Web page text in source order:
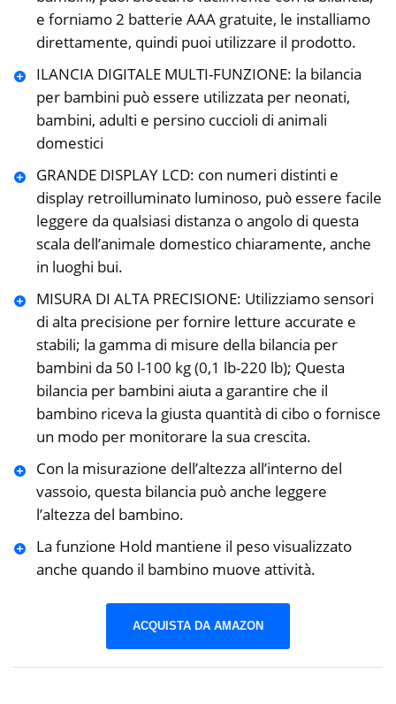
e forniamo 2 batterie AAA gratuite, le installiamo
direttamente, quindi puoi utilizzare il prodotto.
ILANCIA DIGITALE MULTI-FUNZIONE: la bilancia
per bambini può essere utilizzata per neonati,
bambini, adulti e persino cuccioli di animali
domestici
GRANDE DISPLAY LCD: con numeri distinti e
display retroilluminato luminoso, può essere facile
leggere da qualsiasi distanza o angolo di questa
scala dell’animale domestico chiaramente, anche
in luoghi bui.
MISURA DI ALTA PRECISIONE: Utilizziamo sensori
di alta precisione per fornire letture accurate e
stabili; la gamma di misure della bilancia per
bambini da 50 l-100 kg (0,1 lb-220 lb); Questa
bilancia per bambini aiuta a garantire che il
bambino riceva la giusta quantità di cibo o fornisce
un modo per monitorare la sua crescita.
Con la misurazione dell’altezza all’interno del
vassoio, questa bilancia può anche leggere
l’altezza del bambino.
La funzione Hold mantiene il peso visualizzato
anche quando il bambino muove attività.
ACQUISTA DA AMAZON